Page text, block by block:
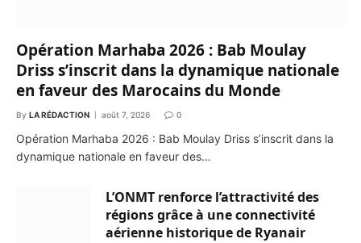
Opération Marhaba 2026 : Bab Moulay
Driss s’inscrit dans la dynamique nationale
en faveur des Marocains du Monde
By LA RÉDACTION août 7, 2026 0
Opération Marhaba 2026 : Bab Moulay Driss s’inscrit dans la
dynamique nationale en faveur des…
L’ONMT renforce l’attractivité des
régions grâce à une connectivité
aérienne historique de Ryanair